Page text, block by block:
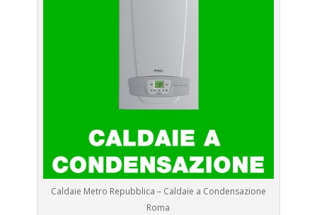
Caldaie Metro Repubblica – Caldaie a Condensazione
Roma